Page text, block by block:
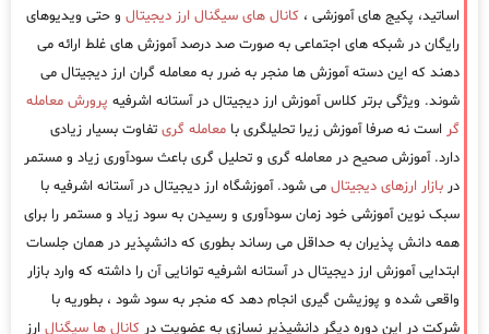
اساتید، پکیج های آموزشی ، کانال های سیگنال ارز دیجیتال و حتی ویدیوهای
رایگان در شبکه های اجتماعی به صورت صد درصد آموزش های غلط ارائه می
دهند که این دسته آموزش ها منجر به ضرر به معامله گران ارز دیجیتال می
شوند. ویژگی برتر کلاس آموزش ارز دیجیتال در آستانه اشرفیه پرورش معامله
گر است نه صرفا آموزش زیرا تحلیلگری با معامله گری تفاوت بسیار زیادی
دارد. آموزش صحیح در معامله گری و تحلیل گری باعث سودآوری زیاد و مستمر
در بازار ارزهای دیجیتال می شود. آموزشگاه ارز دیجیتال در آستانه اشرفیه با
سبک نوین آموزشی خود زمان سودآوری و رسیدن به سود زیاد و مستمر را برای
همه دانش پذیران به حداقل می رساند بطوری که دانشپذیر در همان جلسات
ابتدایی آموزش ارز دیجیتال در آستانه اشرفیه توانایی آن را داشته که وارد بازار
واقعی شده و پوزیشن گیری انجام دهد که منجر به سود شود ، بطوریه با
شرکت در این دوره دیگر دانشپذیر نسازی به عضویت در کانال ها سیگنال ارز